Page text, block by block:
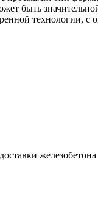
быть
технологии, с
железобетона